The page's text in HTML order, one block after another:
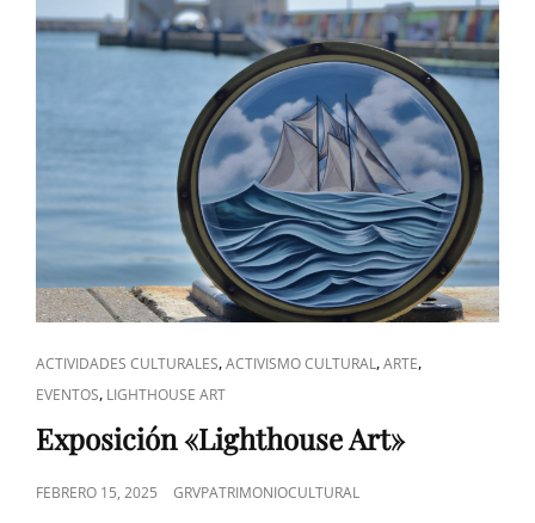
ENLACES
DE
CATEGORÍAS
ACTIVIDADES CULTURALES,ACTIVISMO CULTURAL,ARTE,
EVENTOS, LIGHTHOUSE ART
Exposición «Lighthouse Art»
PUBLICADO
FEBRERO 15, 2025 GRVPATRIMONIOCULTURAL